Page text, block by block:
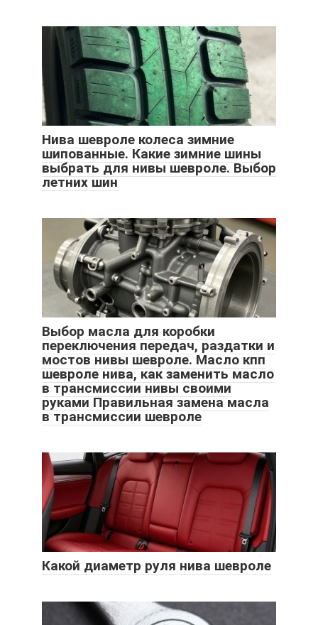
Нива шевроле колеса зимние
шипованные. Какие зимние шины
выбрать для нивы шевроле. Выбор
летних шин
Выбор масла для коробки
переключения передач, раздатки и
мостов нивы шевроле. Масло кпп
шевроле нива, как заменить масло
в трансмиссии нивы своими
руками Правильная замена масла
в трансмиссии шевроле
Какой диаметр руля нива шевроле